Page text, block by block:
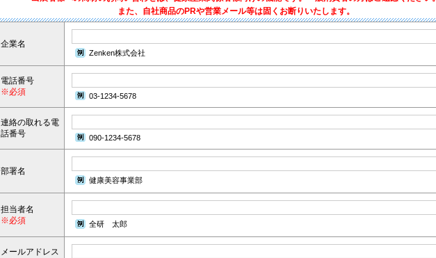
また、自社商品のPRや営業メール等は固くお断りいたします。
企業名
Zenken株式会社
電話番号
※必須
03-1234-5678
連絡の取れる電
話番号
090-1234-5678
部署名
健康美容事業部
担当者名
※必須
全研 太郎
メールアドレス